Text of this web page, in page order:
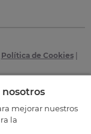
Política de Cookies|
mejorar nuestros
la